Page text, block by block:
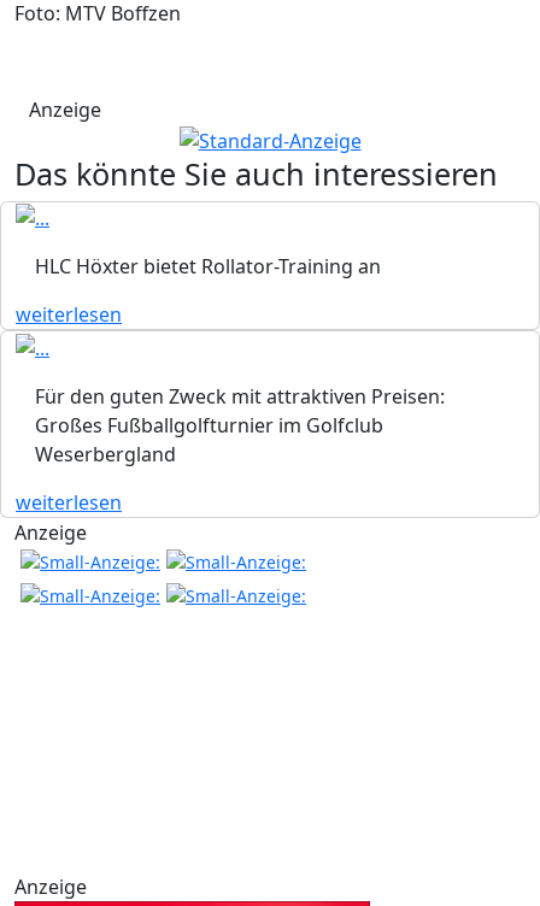
Foto: MTV Boffzen
Anzeige
Das könnte Sie auch interessieren
HLC Höxter bietet Rollator-Training an
weiterlesen
Für den guten Zweck mit attraktiven Preisen:
Großes Fußballgolfturnier im Golfclub
Weserbergland
weiterlesen
Anzeige
Anzeige